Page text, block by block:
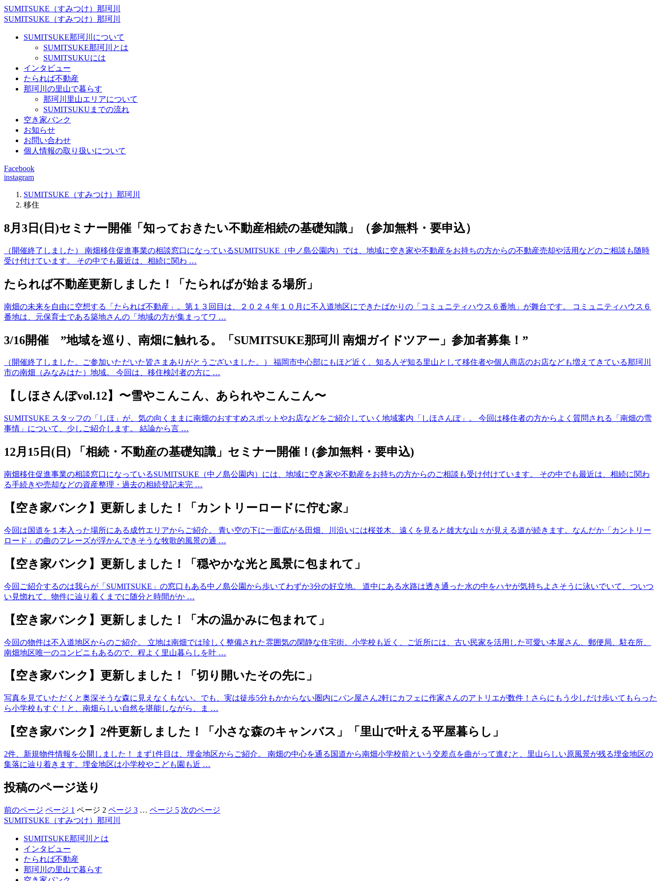
SUMITSUKE（すみつけ）那珂川
SUMITSUKE（すみつけ）那珂川
SUMITSUKE那珂川について
SUMITSUKE那珂川とは
SUMITSUKUには
インタビュー
たられば不動産
那珂川の里山で暮らす
那珂川里山エリアについて
SUMITSUKUまでの流れ
空き家バンク
お知らせ
お問い合わせ
個人情報の取り扱いについて
Facebook
instagram
SUMITSUKE（すみつけ）那珂川
移住
8月3日(日)セミナー開催「知っておきたい不動産相続の基礎知識」（参加無料・要申込）
（開催終了しました） 南畑移住促進事業の相談窓口になっているSUMITSUKE（中ノ島公園内）では、地域に空き家や不動産をお持ちの方からの不動産売却や活用などのご相談も随時
受け付けています。 その中でも最近は、相続に関わ …
たられば不動産更新しました！「たらればが始まる場所」
南畑の未来を自由に空想する「たられば不動産」。第１３回目は、２０２４年１０月に不入道地区にできたばかりの「コミュニティハウス６番地」が舞台です。 コミュニティハウス６
番地は、元保育士である築地さんの「地域の方が集まってワ …
3/16開催 ”地域を巡り、南畑に触れる。「SUMITSUKE那珂川 南畑ガイドツアー」参加者募集！”
（開催終了しました。ご参加いただいた皆さまありがとうございました。） 福岡市中心部にもほど近く、知る人ぞ知る里山として移住者や個人商店のお店なども増えてきている那珂川
市の南畑（みなみはた）地域。 今回は、移住検討者の方に …
【しほさんぽvol.12】〜雪やこんこん、あられやこんこん〜
SUMITSUKE スタッフの「しほ」が、気の向くままに南畑のおすすめスポットやお店などをご紹介していく地域案内「しほさんぽ」。 今回は移住者の方からよく質問される「南畑の雪
事情」について、少しご紹介します。 結論から言 …
12月15日(日) 「相続・不動産の基礎知識」セミナー開催！(参加無料・要申込)
南畑移住促進事業の相談窓口になっているSUMITSUKE（中ノ島公園内）には、地域に空き家や不動産をお持ちの方からのご相談も受け付けています。 その中でも最近は、相続に関わ
る手続きや売却などの資産整理・過去の相続登記未完 …
【空き家バンク】更新しました！「カントリーロードに佇む家」
今回は国道を１本入った場所にある成竹エリアからご紹介。 青い空の下に一面広がる田畑、川沿いには桜並木、遠くを見ると雄大な山々が見える道が続きます。なんだか「カントリー
ロード」の曲のフレーズが浮かんできそうな牧歌的風景の通 …
【空き家バンク】更新しました！「穏やかな光と風景に包まれて」
今回ご紹介するのは我らが「SUMITSUKE」の窓口もある中ノ島公園から歩いてわずか3分の好立地。 道中にある水路は透き通った水の中をハヤが気持ちよさそうに泳いでいて、ついつ
い見惚れて、物件に辿り着くまでに随分と時間がか …
【空き家バンク】更新しました！「木の温かみに包まれて」
今回の物件は不入道地区からのご紹介。 立地は南畑では珍しく整備された雰囲気の閑静な住宅街。小学校も近く、ご近所には、古い民家を活用した可愛い本屋さん、郵便局、駐在所、
南畑地区唯一のコンビニもあるので、程よく里山暮らしを叶 …
【空き家バンク】更新しました！「切り開いたその先に」
写真を見ていただくと奥深そうな森に見えなくもない。でも、実は徒歩5分もかからない圏内にパン屋さん2軒にカフェに作家さんのアトリエが数件！さらにもう少しだけ歩いてもらった
ら小学校もすぐ！と、南畑らしい自然を堪能しながら、ま …
【空き家バンク】2件更新しました！「小さな森のキャンバス」「里山で叶える平屋暮らし」
2件、新規物件情報を公開しました！ まず1件目は、埋金地区からご紹介。 南畑の中心を通る国道から南畑小学校前という交差点を曲がって進むと、里山らしい原風景が残る埋金地区の
集落に辿り着きます。埋金地区は小学校やこども園も近 …
投稿のページ送り
前のページ ページ 1 ページ 2 ページ 3 … ページ 5 次のページ
SUMITSUKE（すみつけ）那珂川
SUMITSUKE那珂川とは
インタビュー
たられば不動産
那珂川の里山で暮らす